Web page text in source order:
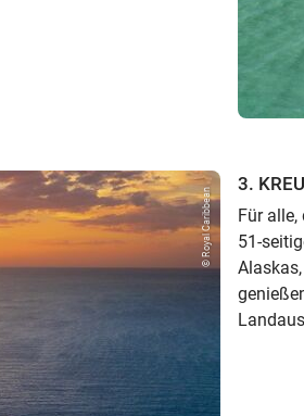
© Royal Caribbean
3.
Für
51-